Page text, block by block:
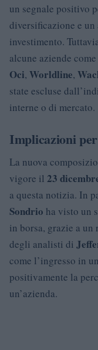
un segnale positivo
diversificazione e
investimento.
alcune aziende come
Oci, Worldline,
state escluse
interne o di mercato.
Implicazioni
La nuova
vigore il 23
a questa notizia. In
Sondrio ha visto un
in borsa, grazie a
degli analisti di
come l’ingresso in
positivamente la
un’azienda.